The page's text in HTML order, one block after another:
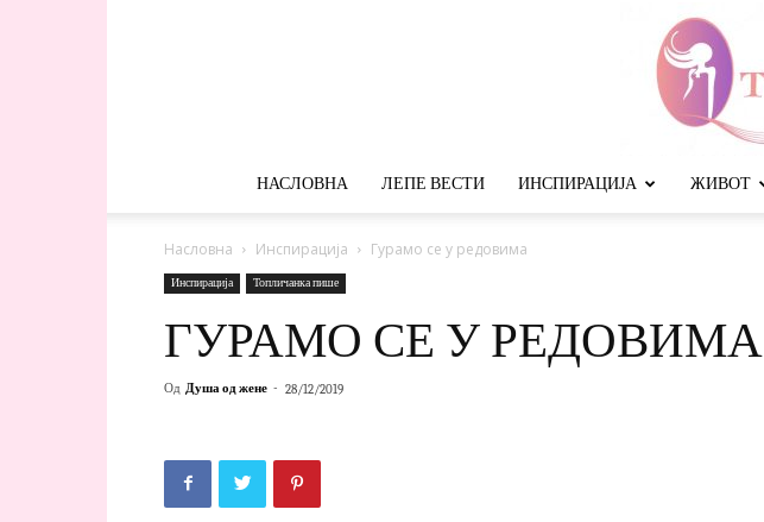
НАСЛОВНА ЛЕПЕ ВЕСТИ ИНСПИРАЦИЈА ЖИВОТ
Насловна Инспирација Гурамо се у редовима
Инспирација Топличанка пише
ГУРАМО СЕ У РЕДОВИМА
Од Душа од жене - 28/12/2019